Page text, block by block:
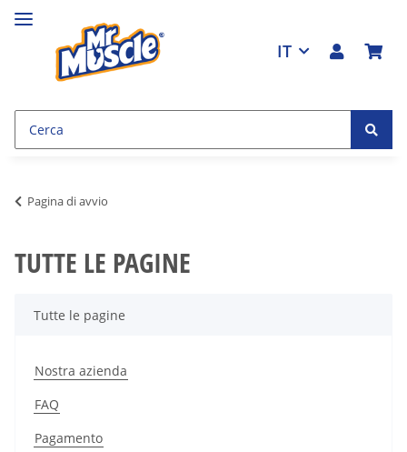
IT
Pagina di avvio
TUTTE LE PAGINE
Tutte le pagine
Nostra azienda
FAQ
Pagamento